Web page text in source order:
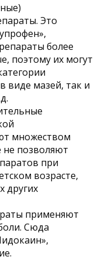
Это
более
поэтому их могут
виде мазей, так и
множеством
не позволяют
при
возрасте,
других
применяют
Сюда